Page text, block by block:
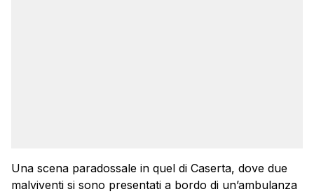
Una scena paradossale in quel di Caserta, dove due
malviventi si sono presentati a bordo di un’ambulanza